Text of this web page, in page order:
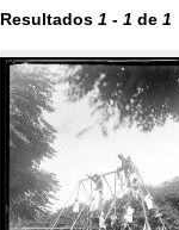
Resultados 1 - 1 de 1